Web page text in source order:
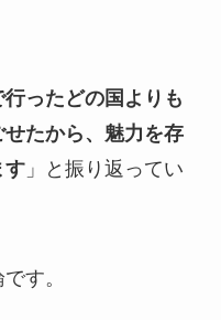
行ったどの国よりも
たから、魅力を存
す」と振り返ってい
す。